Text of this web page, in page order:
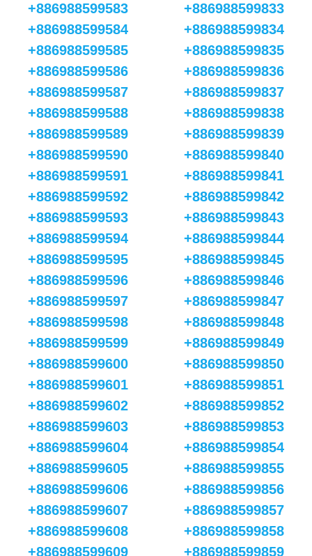
+886988599583
+886988599584
+886988599585
+886988599586
+886988599587
+886988599588
+886988599589
+886988599590
+886988599591
+886988599592
+886988599593
+886988599594
+886988599595
+886988599596
+886988599597
+886988599598
+886988599599
+886988599600
+886988599601
+886988599602
+886988599603
+886988599604
+886988599605
+886988599606
+886988599607
+886988599608
+886988599609
+886988599833
+886988599834
+886988599835
+886988599836
+886988599837
+886988599838
+886988599839
+886988599840
+886988599841
+886988599842
+886988599843
+886988599844
+886988599845
+886988599846
+886988599847
+886988599848
+886988599849
+886988599850
+886988599851
+886988599852
+886988599853
+886988599854
+886988599855
+886988599856
+886988599857
+886988599858
+886988599859